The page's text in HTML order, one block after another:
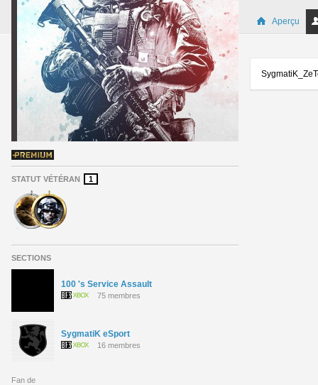
STATUT VÉTÉRAN 1
SECTIONS
100 's Service Assault
75 membres
SygmatiK eSport
16 membres
Fan de
Aperçu